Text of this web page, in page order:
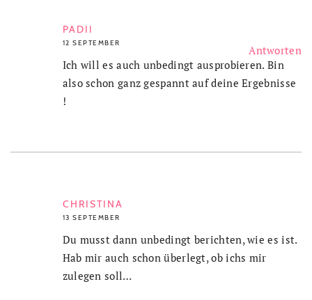
PADII
12 SEPTEMBER
Ich will es auch unbedingt ausprobieren. Bin
also schon ganz gespannt auf deine Ergebnisse
!
CHRISTINA
13 SEPTEMBER
Antworten
Du musst dann unbedingt berichten, wie es ist.
Hab mir auch schon überlegt, ob ichs mir
zulegen soll…